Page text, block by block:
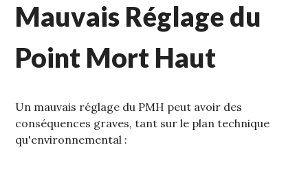
Mauvais Réglage du
Point Mort Haut
Un mauvais réglage du PMH peut avoir des
conséquences graves‚ tant sur le plan technique
qu'environnemental :